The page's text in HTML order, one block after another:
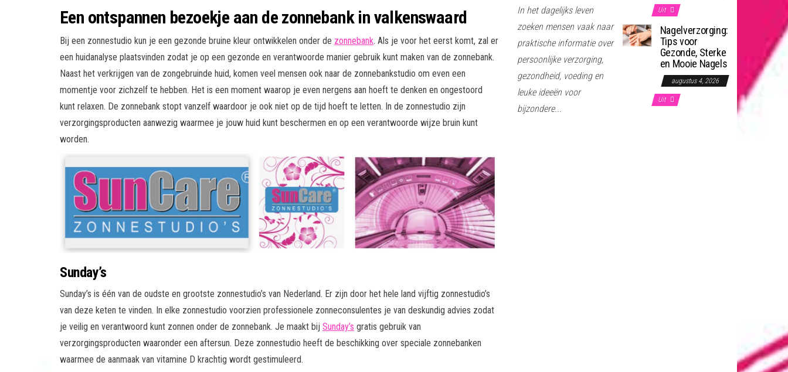
Een ontspannen bezoekje aan de zonnebank in valkenswaard
Bij een zonnestudio kun je een gezonde bruine kleur ontwikkelen onder de zonnebank. Als je voor het eerst komt, zal er
een huidanalyse plaatsvinden zodat je op een gezonde en verantwoorde manier gebruik kunt maken van de zonnebank.
Naast het verkrijgen van de zongebruinde huid, komen veel mensen ook naar de zonnebankstudio om even een
momentje voor zichzelf te hebben. Het is een moment waarop je even nergens aan hoeft te denken en ongestoord
kunt relaxen. De zonnebank stopt vanzelf waardoor je ook niet op de tijd hoeft te letten. In de zonnestudio zijn
verzorgingsproducten aanwezig waarmee je jouw huid kunt beschermen en op een verantwoorde wijze bruin kunt
worden.
Sunday’s
Sunday’s is één van de oudste en grootste zonnestudio’s van Nederland. Er zijn door het hele land vijftig zonnestudio’s
van deze keten te vinden. In elke zonnestudio voorzien professionele zonneconsulentes je van deskundig advies zodat
je veilig en verantwoord kunt zonnen onder de zonnebank. Je maakt bij Sunday’s gratis gebruik van
verzorgingsproducten waaronder een aftersun. Deze zonnestudio heeft de beschikking over speciale zonnebanken
waarmee de aanmaak van vitamine D krachtig wordt gestimuleerd.
In het dagelijks leven
zoeken mensen vaak naar
praktische informatie over
persoonlijke verzorging,
gezondheid, voeding en
leuke ideeën voor
bijzondere...
Uit
Nagelverzorging:
Tips voor
Gezonde, Sterke
en Mooie Nagels
augustus 4, 2026
Uit